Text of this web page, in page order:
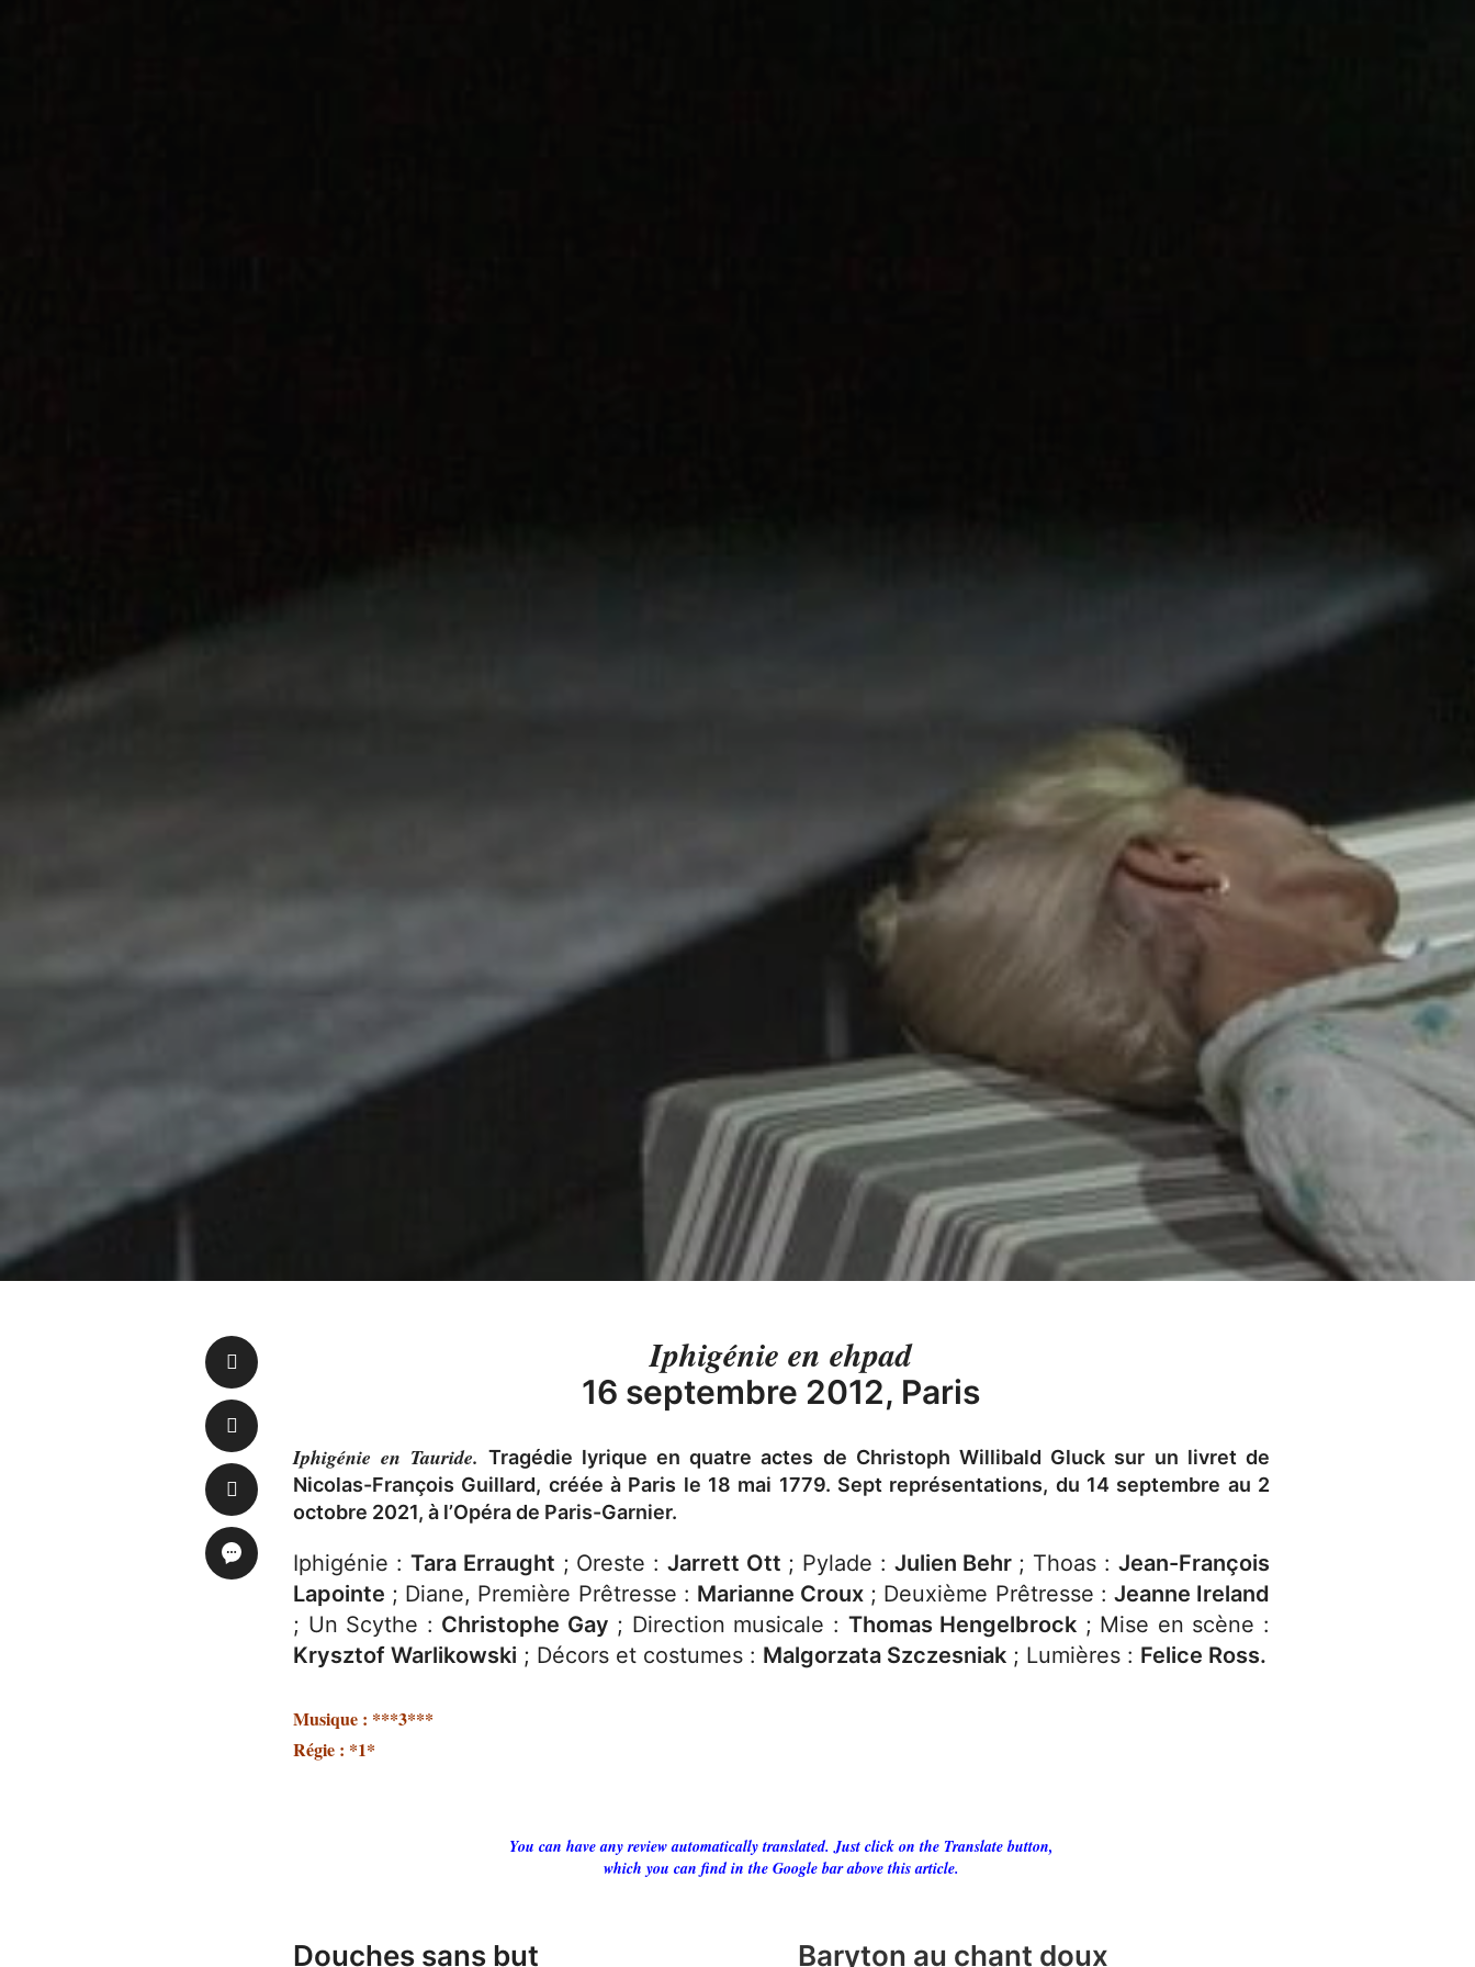
Iphigénie en ehpad
16 septembre 2012, Paris
Iphigénie en Tauride. Tragédie lyrique en quatre actes de Christoph Willibald Gluck sur un livret de
Nicolas-François Guillard, créée à Paris le 18 mai 1779. Sept représentations, du 14 septembre au 2
octobre 2021, à l’Opéra de Paris-Garnier.
Iphigénie : Tara Erraught ; Oreste :Jarrett Ott ; Pylade : Julien Behr ; Thoas :Jean-François
Lapointe ; Diane, Première Prêtresse : Marianne Croux ; Deuxième Prêtresse : Jeanne Ireland
; Un Scythe : Christophe Gay ; Direction musicale : Thomas Hengelbrock ; Mise en scène :
Krysztof Warlikowski ; Décors et costumes : Malgorzata Szczesniak ; Lumières : Felice Ross.
Musique : ***3***
Régie : *1*
You can have any review automatically translated. Just click on the Translate button,
which you can find in the Google bar above this article.
Douches sans but Baryton au chant doux